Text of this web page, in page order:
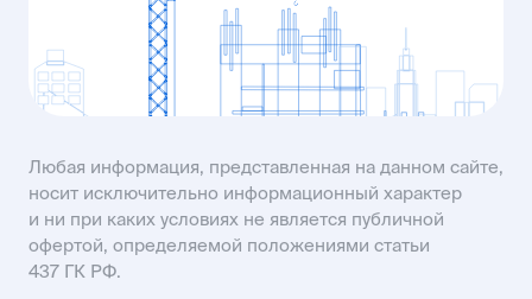
SALES61@USIMAIL.RU
Любая информация, представленная на данном сайте,
носит исключительно информационный характер
и ни при каких условиях не является публичной
офертой, определяемой положениями статьи
437 ГК РФ.